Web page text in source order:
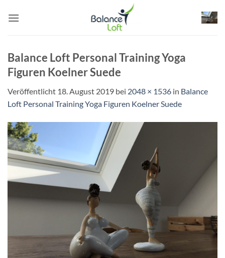
Inhalt
Balance Loft Personal Training Yoga
Figuren Koelner Suede
Veröffentlicht 18. August 2019 bei 2048 × 1536 in Balance
Loft Personal Training Yoga Figuren Koelner Suede